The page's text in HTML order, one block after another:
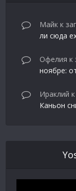
Майк к
ли сюда
Офелия к
ноябре:
Ираклий
Каньон